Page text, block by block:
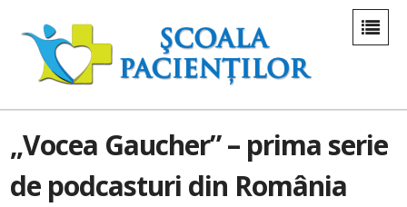
„Vocea Gaucher” – prima serie
de podcasturi din România